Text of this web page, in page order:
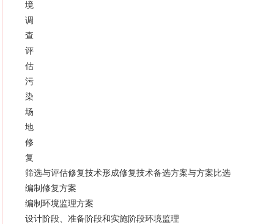
境
调
查
评
估
污
染
场
地
修
复
筛选与评估修复技术形成修复技术备选方案与方案比选
编制修复方案
编制环境监理方案
设计阶段、准备阶段和实施阶段环境监理